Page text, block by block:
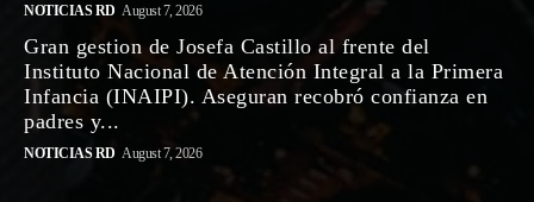
NOTICIAS RD August 7, 2026
Gran gestion de Josefa Castillo al frente del
Instituto Nacional de Atención Integral a la Primera
Infancia (INAIPI). Aseguran recobró confianza en
padres y...
NOTICIAS RD August 7, 2026